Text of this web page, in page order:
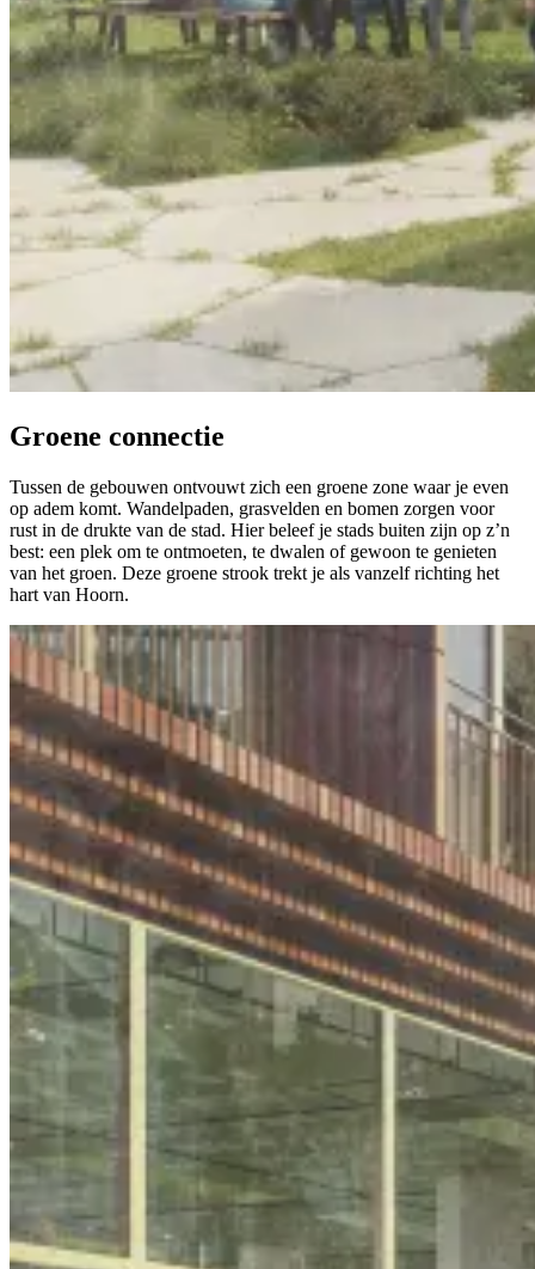
Groene connectie
Tussen de gebouwen ontvouwt zich een groene zone waar je even
op adem komt. Wandelpaden, grasvelden en bomen zorgen voor
rust in de drukte van de stad. Hier beleef je stads buiten zijn op z’n
best: een plek om te ontmoeten, te dwalen of gewoon te genieten
van het groen. Deze groene strook trekt je als vanzelf richting het
hart van Hoorn.